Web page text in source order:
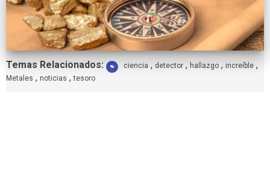
Temas Relacionados: Etiquetas:
ciencia , detector , hallazgo , increíble ,
Metales , noticias ,tesoro